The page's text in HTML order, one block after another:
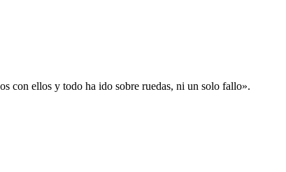
con ellos y todo ha ido sobre ruedas, ni un solo fallo».